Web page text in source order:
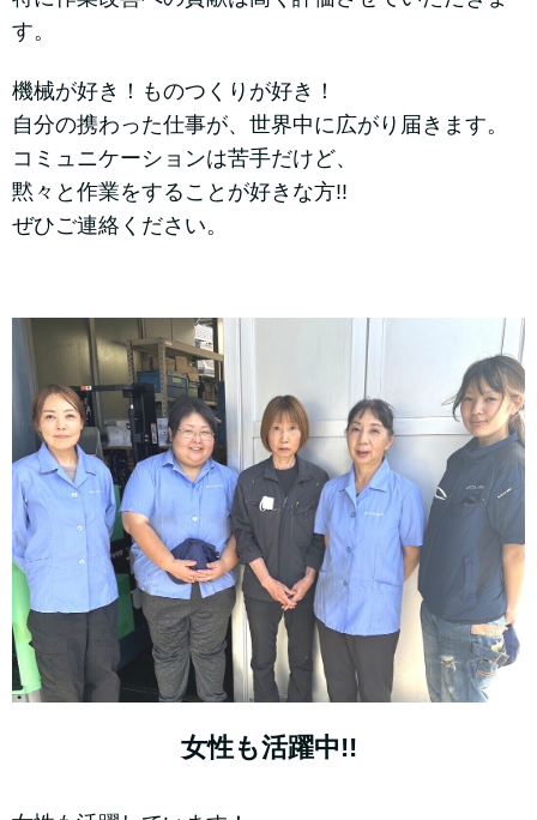
す。
機械が好き！ものつくりが好き！
自分の携わった仕事が、世界中に広がり届きます。
コミュニケーションは苦手だけど、
黙々と作業をすることが好きな方!!
ぜひご連絡ください。
女性も活躍中!!